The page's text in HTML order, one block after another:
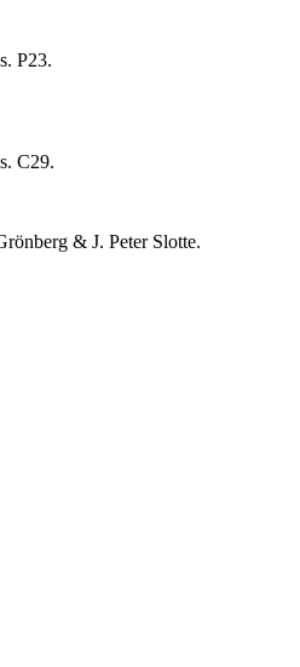
P23.
C29.
& J. Peter Slotte.